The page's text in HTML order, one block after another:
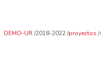
DEMO-UR 2018-2022 proyectos